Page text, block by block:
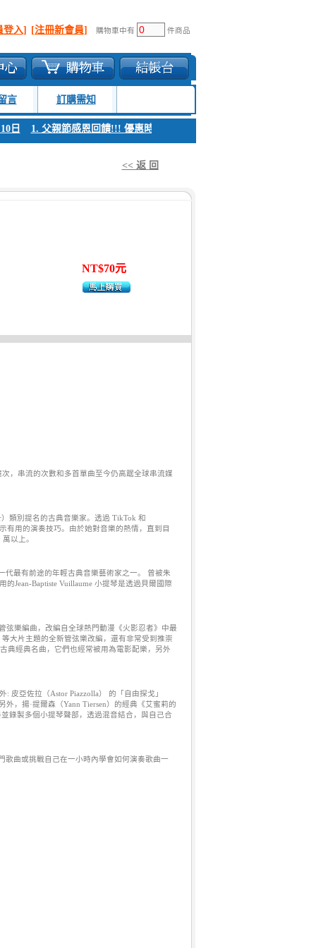
登入] [注冊新會員] 購物車中有 件商品
言 訂購需知
1. 父親節感恩回饋!!! 優惠時間 8月04日至8月10日
<< 返 回
NT$70元
，串流的次數和多首單曲至今仍高踞全球串流媒
類別提名的古典音樂家。透過 TikTok 和
有用的演奏技巧。由於她對音樂的熱情，直到目
以上。
代最有前途的年輕古典音樂藝術家之一。 曾被朱
Jean-Baptiste Vuillaume 小提琴是透過貝爾國際
弦樂編曲，改編自全球熱門動漫《火影忍者》中最
大片主題的全新管弦樂改編，還有非常受到推崇
典經典名曲，它們也經常被用為電影配樂，另外
皮亞佐拉（Astor Piazzolla） 的「自由探戈」
，揚·提爾森（Yann Tiersen）的經典《艾蜜莉的
錄製多個小提琴聲部，透過混音結合，與自己合
歌曲或挑戰自己在一小時內學會如何演奏歌曲一